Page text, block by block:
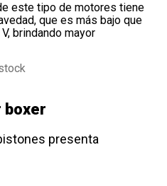
este tipo de motores tiene
que es más bajo que
brindando mayor
boxer
presenta